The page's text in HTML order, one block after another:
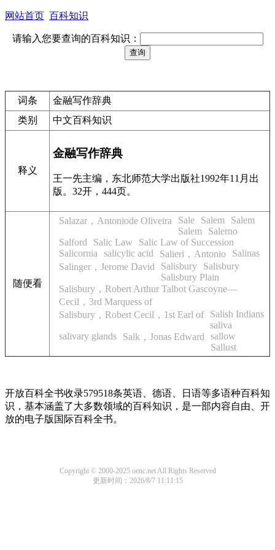
网站首页 百科知识
请输入您要查询的百科知识：
词条
金融写作辞典
类别
中文百科知识
释义
金融写作辞典
王一先主编，东北师范大学出版社1992年11月出
版。32开，444页。
随便看
Salazar，Antoniode Oliveira Sale Salem
Salem
Salem
Salerno
Salford
Salic Law
Salic Law of Succession
Salicornia
salicylic acid Salieri，Antonio
Salinas
Salinger，Jerome David
Salisbury
Salisbury
Salisbury Plain
Salisbury，Robert Arthur Talbot Gascoyne—
Cecil，3rd Marquess of
Salisbury，Robert Cecil，1st Earl of
Salish Indians
saliva
salivary glands
Salk，Jonas Edward
sallow
Sallust
开放百科全书收录579518条英语、德语、日语等多语种百科知
识，基本涵盖了大多数领域的百科知识，是一部内容自由、开
放的电子版国际百科全书。
Copyright © 2000-2025 oenc.net All Rights Reserved
更新时间：2026/8/7 11:11:15